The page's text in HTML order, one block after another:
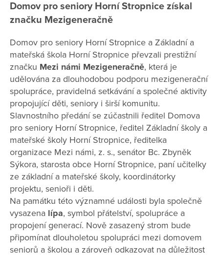
Domov pro seniory Horní Stropnice získal
značku Mezigeneračně
Domov pro seniory Horní Stropnice a Základní a
mateřská škola Horní Stropnice převzali prestižní
značku Mezi námi Mezigeneračně, která je
udělována za dlouhodobou podporu mezigenerační
spolupráce, pravidelná setkávání a společné aktivity
propojující děti, seniory i širší komunitu.
Slavnostního předání se zúčastnili ředitel Domova
pro seniory Horní Stropnice, ředitel Základní školy a
mateřské školy Horní Stropnice, ředitelka
organizace Mezi námi, z. s., senátor Bc. Zbyněk
Sýkora, starosta obce Horní Stropnice, paní učitelky
ze základní a mateřské školy, koordinátorky
projektu, senioři i děti.
Na památku této významné události byla společně
vysazena lípa, symbol přátelství, spolupráce a
propojení generací. Nově zasazený strom bude
připomínat dlouholetou spolupráci mezi domovem
seniorů a školou a zároveň odkazovat na důležitost